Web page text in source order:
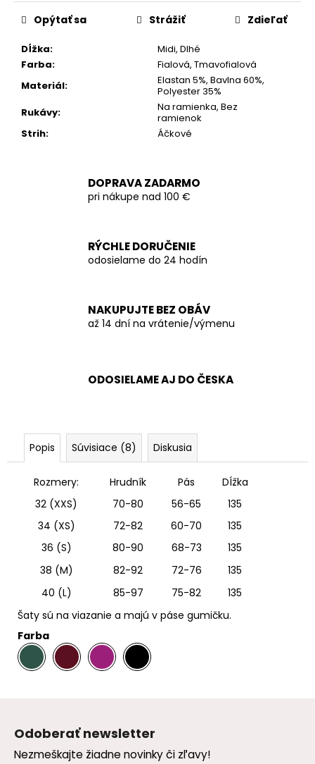
Dĺžka:
Midi, Dlhé
Farba:
Fialová, Tmavofialová
Materiál:
Elastan 5%, Bavlna 60%,
Polyester 35%
Rukávy:
Na ramienka, Bez
ramienok
Strih: Áčkové
Opýtať sa Strážiť Zdieľať
DOPRAVA ZADARMO
pri nákupe nad 100 €
RÝCHLE DORUČENIE
odosielame do 24 hodín
NAKUPUJTE BEZ OBÁV
až 14 dní na vrátenie/výmenu
ODOSIELAME AJ DO ČESKA
Popis Súvisiace (8) Diskusia
Rozmery: Hrudník Pás
DÍžka
32 (XXS)
70-80 56-65
135
34 (XS)
72-82 60-70
135
36 (S)
80-90 68-73
135
38 (M)
82-92 72-76
135
40 (L)
85-97 75-82
135
Šaty sú na viazanie a majú v páse gumičku.
Farba
.
. .
Odoberať newsletter
Nezmeškajte žiadne novinky či zľavy!